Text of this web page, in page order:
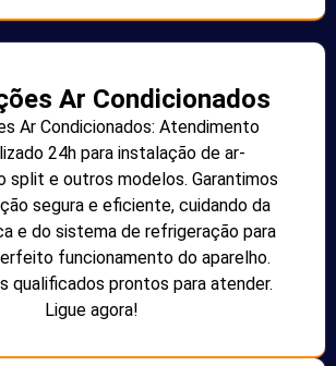
Ar Condicionados
Ar Condicionados: Atendimento
24h para instalação de ar-
split e outros modelos. Garantimos
segura e eficiente, cuidando da
e do sistema de refrigeração para
funcionamento do aparelho.
qualificados prontos para atender.
Ligue agora!